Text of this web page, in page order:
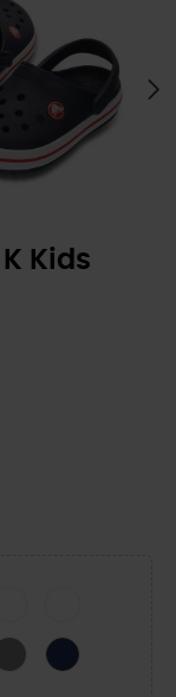
Kids
GuavaArdósia/Marinha
Marinha/Rede